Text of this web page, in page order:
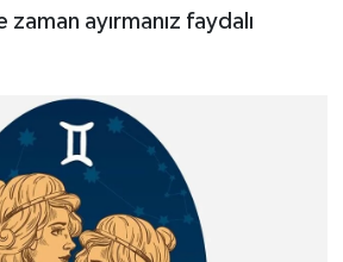
ayırmanız faydalı